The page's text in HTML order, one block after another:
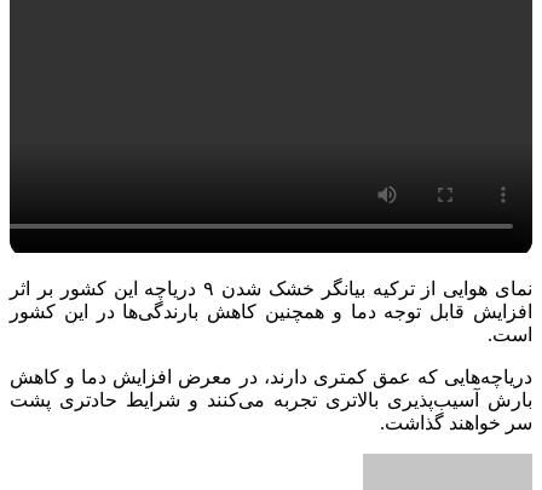
نمای هوایی از ترکیه بیانگر خشک شدن ۹ دریاچه این کشور بر اثر
افزایش قابل توجه دما و همچنین کاهش بارندگی‌ها در این کشور
است.
دریاچه‌هایی که عمق کمتری دارند، در معرض افزایش دما و کاهش
بارش آسیب‌پذیری بالاتری تجربه می‌کنند و شرایط حادتری پشت
سر خواهند گذاشت.